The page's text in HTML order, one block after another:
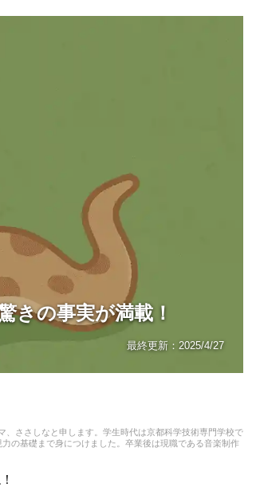
きの事実が満載！
最終更新： 2025/4/27
ささしなと申します。学生時代は京都科学技術専門学校で
の基礎まで身につけました。卒業後は現職である音楽制作